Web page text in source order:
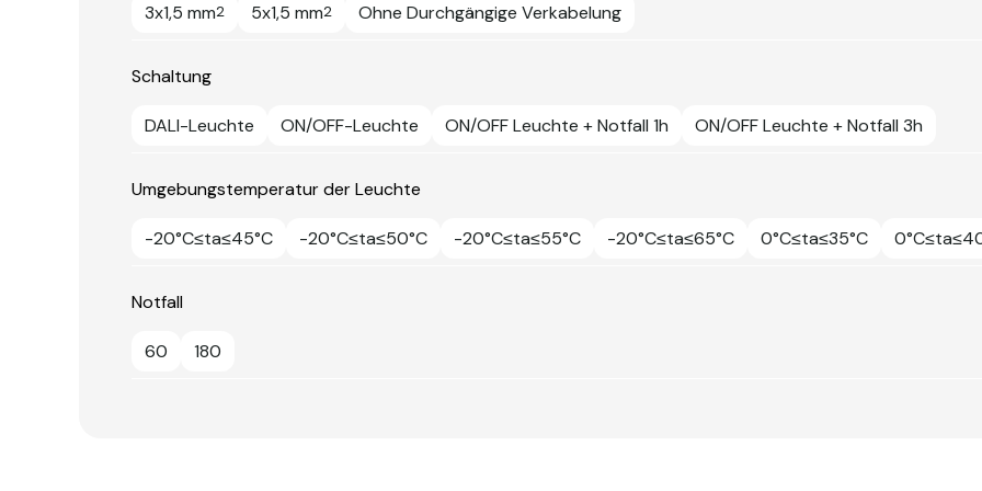
3x1,5 mm2 5x1,5 mm2 Ohne Durchgängige Verkabelung
Schaltung
DALI-Leuchte ON/OFF-Leuchte ON/OFF Leuchte + Notfall 1h ON/OFF Leuchte + Notfall 3h
Umgebungstemperatur der Leuchte
-20°C≤ta≤45°C -20°C≤ta≤50°C -20°C≤ta≤55°C -20°C≤ta≤65°C 0°C≤ta≤35°C
Notfall
60 180